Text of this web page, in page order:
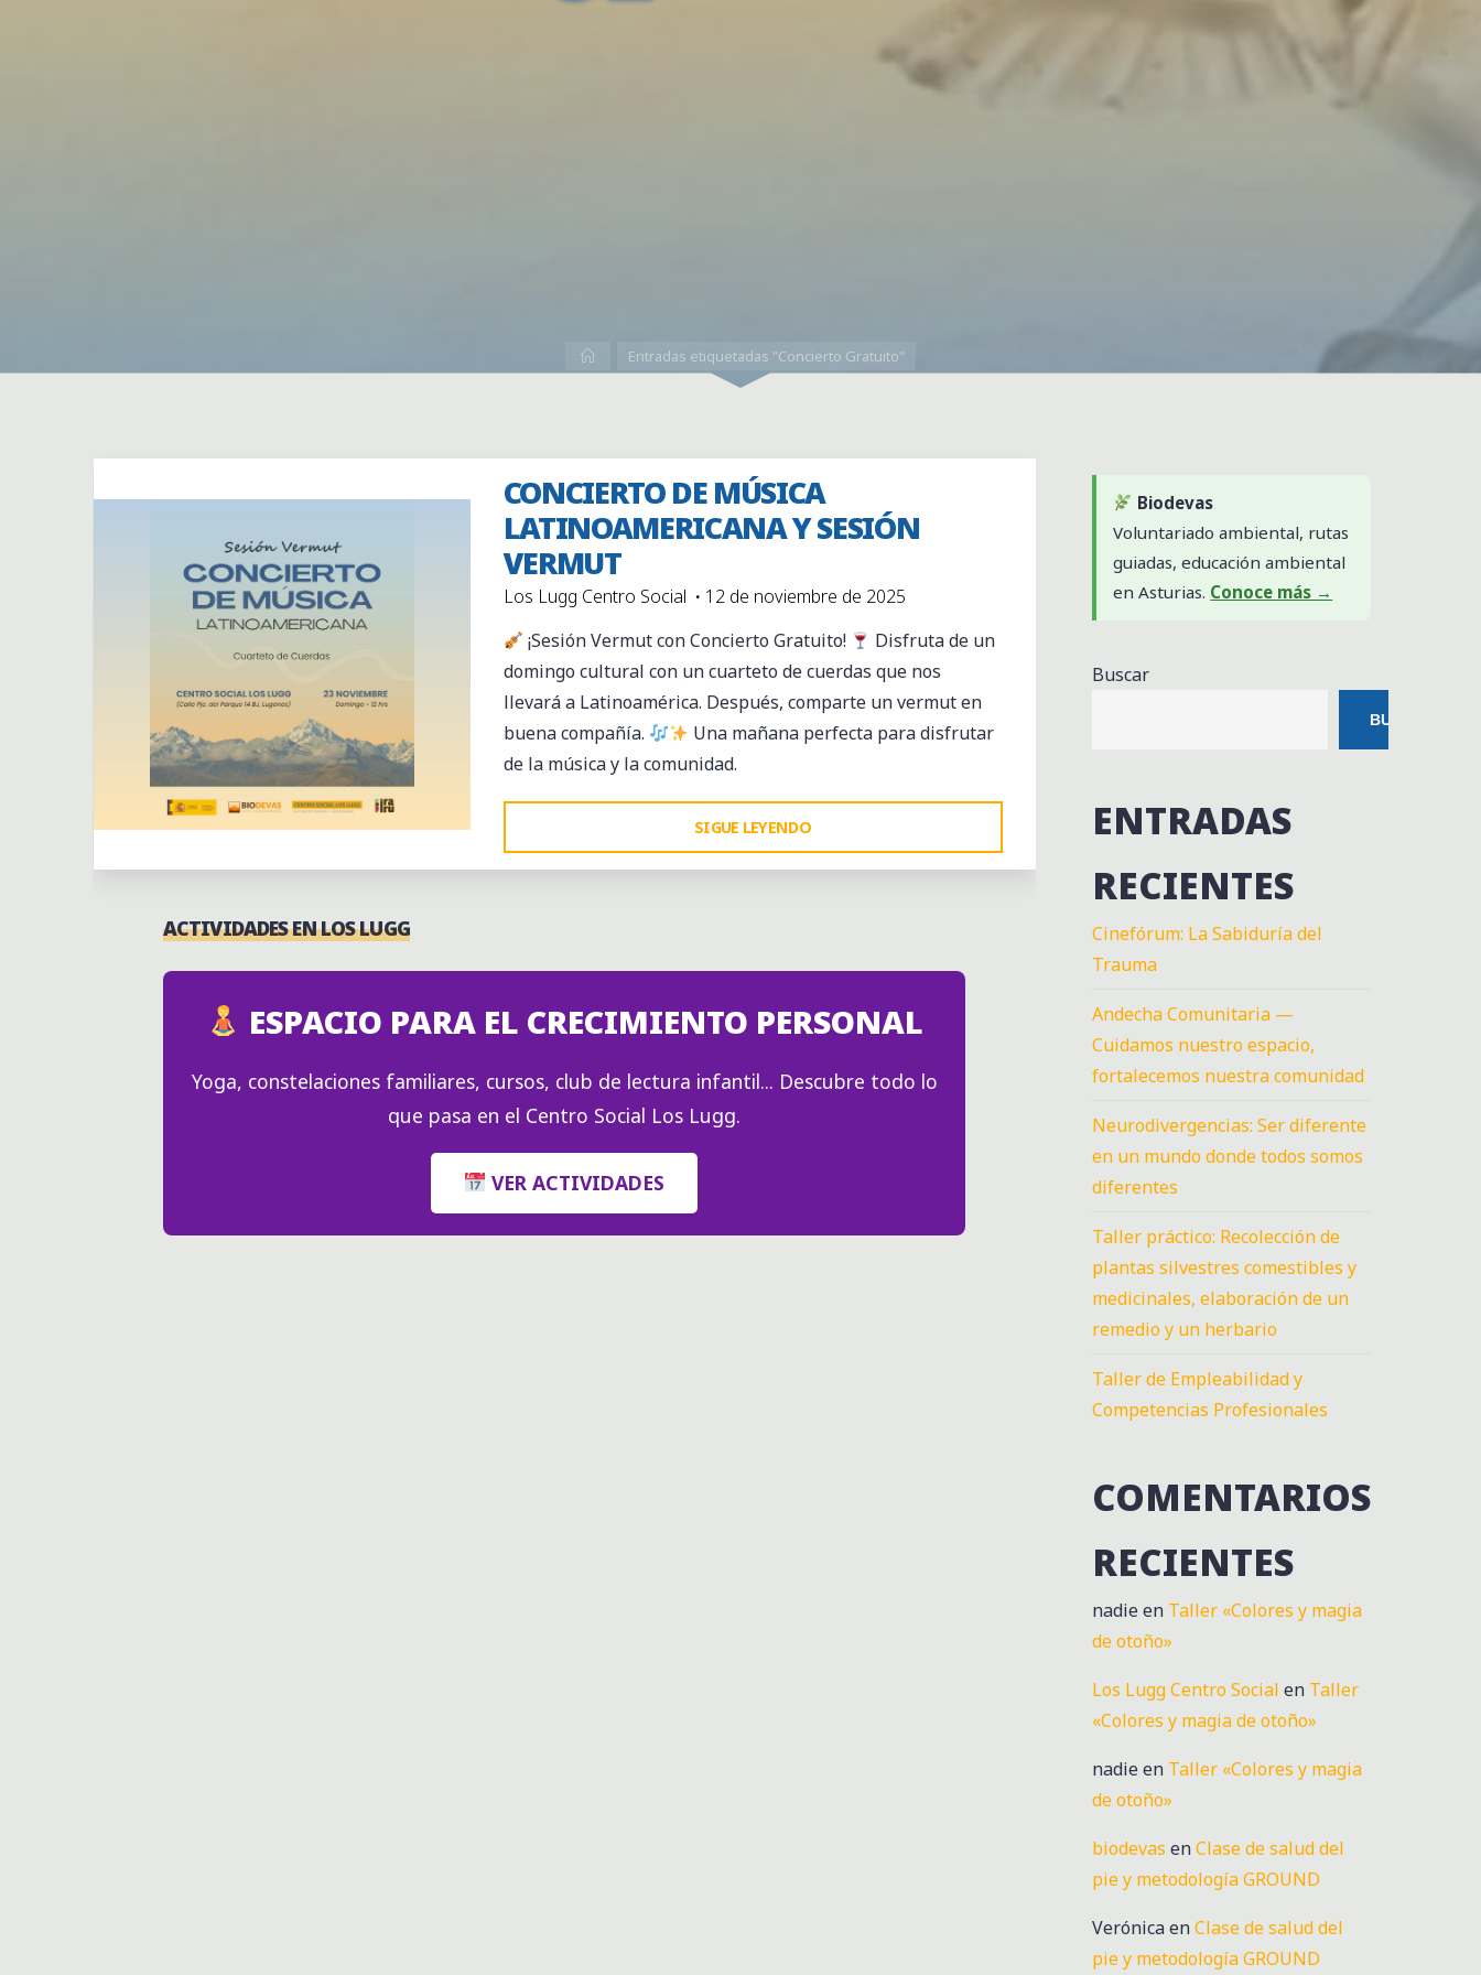
InicioEntradas etiquetadas "Concierto Gratuito"
CONCIERTO DE MÚSICA
LATINOAMERICANA Y SESIÓN
VERMUT
Los Lugg Centro Social
12 de noviembre de 2025
¡Sesión Vermut con Concierto Gratuito!
Disfruta de un
domingo cultural con un cuarteto de cuerdas que nos
llevará a Latinoamérica. Después, comparte un vermut en
buena compañía.
Una mañana perfecta para disfrutar
de la música y la comunidad.
SIGUE LEYENDO
DE
VERMUT"
ACTIVIDADES EN LOS LUGG
ESPACIO PARA EL CRECIMIENTO PERSONAL
Yoga, constelaciones familiares, cursos, club de lectura infantil... Descubre todo lo
que pasa en el Centro Social Los Lugg.
VER ACTIVIDADES
Biodevas
Voluntariado ambiental, rutas
guiadas, educación ambiental
en Asturias. Conoce más →
Buscar
BUSCAR
ENTRADAS
RECIENTES
Cinefórum: La Sabiduría del
Trauma
Andecha Comunitaria —
Cuidamos nuestro espacio,
fortalecemos nuestra comunidad
Neurodivergencias: Ser diferente
en un mundo donde todos somos
diferentes
Taller práctico: Recolección de
plantas silvestres comestibles y
medicinales, elaboración de un
remedio y un herbario
Taller de Empleabilidad y
Competencias Profesionales
COMENTARIOS
RECIENTES
nadie en Taller «Colores y magia
de otoño»
Los Lugg Centro Social en Taller
«Colores y magia de otoño»
nadie en Taller «Colores y magia
de otoño»
biodevas enClase de salud del
pie y metodología GROUND
VerónicaenClase de salud del
pie y metodología GROUND